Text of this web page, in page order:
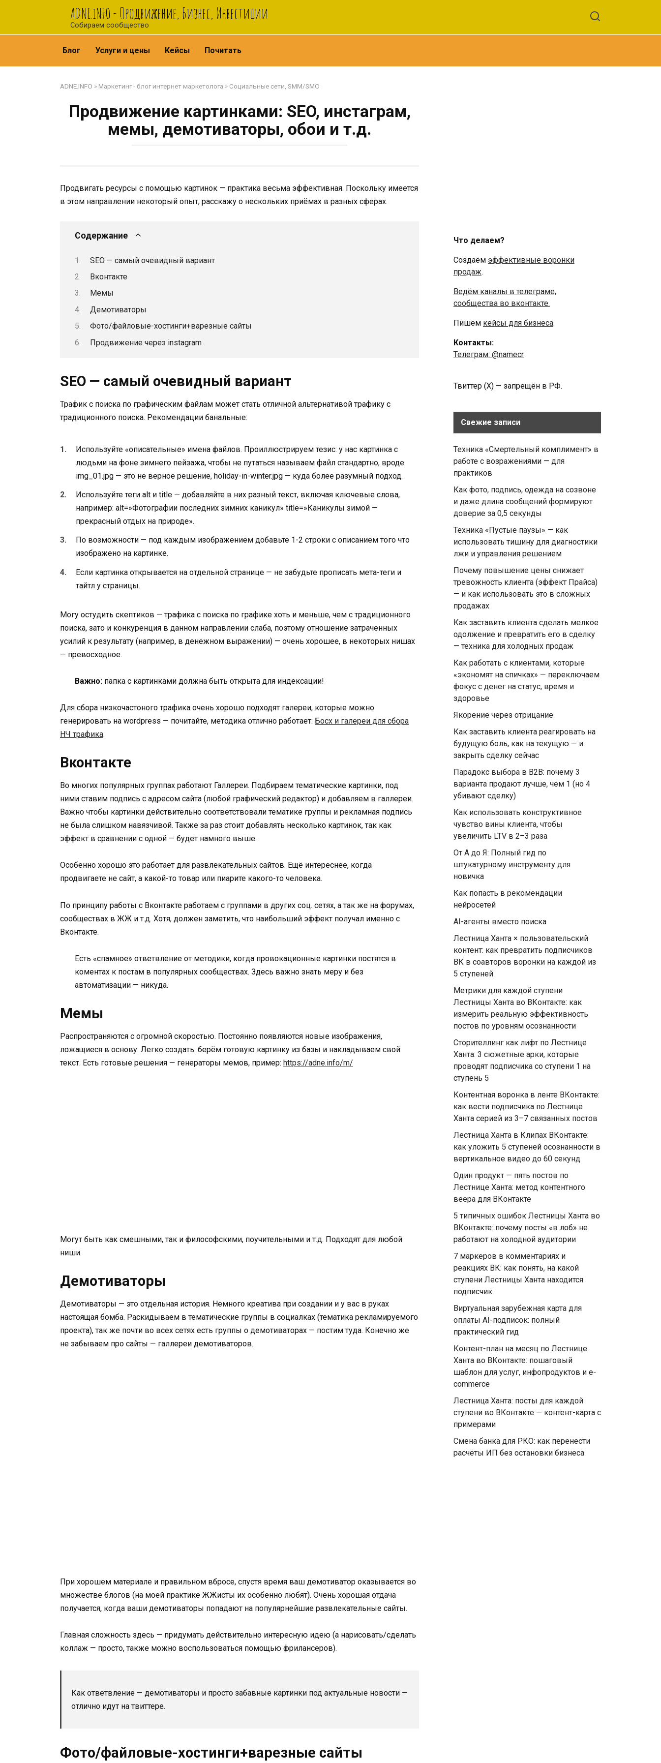
ADNE.iNFO - Продвижение, Бизнес, Инвестиции
Собираем сообщество
Блог Услуги и цены Кейсы Почитать
ADNE.INFO » Маркетинг - блог интернет маркетолога » Социальные сети, SMM/SMO
Продвижение картинками: SEO, инстаграм,
мемы, демотиваторы, обои и т.д.
Продвигать ресурсы с помощью картинок — практика весьма эффективная. Поскольку имеется
в этом направлении некоторый опыт, расскажу о нескольких приёмах в разных сферах.
Содержание
SEO — самый очевидный вариант
Вконтакте
Мемы
Демотиваторы
Фото/файловые-хостинги+варезные сайты
Продвижение через instagram
SEO — самый очевидный вариант
Трафик с поиска по графическим файлам может стать отличной альтернативой трафику с
традиционного поиска. Рекомендации банальные:
Используйте «описательные» имена файлов. Проиллюстрируем тезис: у нас картинка с
людьми на фоне зимнего пейзажа, чтобы не путаться называем файл стандартно, вроде
img_01.jpg — это не верное решение, holiday-in-winter.jpg — куда более разумный подход.
Используйте теги alt и title — добавляйте в них разный текст, включая ключевые слова,
например: alt=»Фотографии последних зимних каникул» title=»Каникулы зимой —
прекрасный отдых на природе».
По возможности — под каждым изображением добавьте 1-2 строки с описанием того что
изображено на картинке.
Если картинка открывается на отдельной странице — не забудьте прописать мета-теги и
тайтл у страницы.
Могу остудить скептиков — трафика с поиска по графике хоть и меньше, чем с традиционного
поиска, зато и конкуренция в данном направлении слаба, поэтому отношение затраченных
усилий к результату (например, в денежном выражении) — очень хорошее, в некоторых нишах
— превосходное.
Важно: папка с картинками должна быть открыта для индексации!
Для сбора низкочастоного трафика очень хорошо подходят галереи, которые можно
генерировать на wordpress — почитайте, методика отлично работает: Босх и галереи для сбора
НЧ трафика.
Вконтакте
Во многих популярных группах работают Галлереи. Подбираем тематические картинки, под
ними ставим подпись с адресом сайта (любой графический редактор) и добавляем в галлереи.
Важно чтобы картинки действительно соответствовали тематике группы и рекламная подпись
не была слишком навязчивой. Также за раз стоит добавлять несколько картинок, так как
эффект в сравнении с одной — будет намного выше.
Особенно хорошо это работает для развлекательных сайтов. Ещё интереснее, когда
продвигаете не сайт, а какой-то товар или пиарите какого-то человека.
По принципу работы с Вконтакте работаем с группами в других соц. сетях, а так же на форумах,
сообществах в ЖЖ и т.д. Хотя, должен заметить, что наибольший эффект получал именно с
Вконтакте.
Есть «спамное» ответвление от методики, когда провокационные картинки постятся в
коментах к постам в популярных сообществах. Здесь важно знать меру и без
автоматизации — никуда.
Мемы
Распространяются с огромной скоростью. Постоянно появляются новые изображения,
ложащиеся в основу. Легко создать: берём готовую картинку из базы и накладываем свой
текст. Есть готовые решения — генераторы мемов, пример: https://adne.info/m/
Могут быть как смешными, так и философскими, поучительными и т.д. Подходят для любой
ниши.
Демотиваторы
Демотиваторы — это отдельная история. Немного креатива при создании и у вас в руках
настоящая бомба. Раскидываем в тематические группы в социалках (тематика рекламируемого
проекта), так же почти во всех сетях есть группы о демотиваторах — постим туда. Конечно же
не забываем про сайты — галлереи демотиваторов.
При хорошем материале и правильном вбросе, спустя время ваш демотиватор оказывается во
множестве блогов (на моей практике ЖЖисты их особенно любят). Очень хорошая отдача
получается, когда ваши демотиваторы попадают на популярнейшие развлекательные сайты.
Главная сложность здесь — придумать действительно интересную идею (а нарисовать/сделать
коллаж — просто, также можно воспользоваться помощью фрилансеров).
Как ответвление — демотиваторы и просто забавные картинки под актуальные новости —
отлично идут на твиттере.
Фото/файловые-хостинги+варезные сайты
Что делаем?
Создаём эффективные воронки
продаж.
Ведём каналы в телеграме,
сообщества во вконтакте.
Пишем кейсы для бизнеса.
Контакты:
Телеграм: @namecr
Твиттер (Х) — запрещён в РФ.
Свежие записи
Техника «Смертельный комплимент» в
работе с возражениями — для
практиков
Как фото, подпись, одежда на созвоне
и даже длина сообщений формируют
доверие за 0,5 секунды
Техника «Пустые паузы» — как
использовать тишину для диагностики
лжи и управления решением
Почему повышение цены снижает
тревожность клиента (эффект Прайса)
— и как использовать это в сложных
продажах
Как заставить клиента сделать мелкое
одолжение и превратить его в сделку
— техника для холодных продаж
Как работать с клиентами, которые
«экономят на спичках» — переключаем
фокус с денег на статус, время и
здоровье
Якорение через отрицание
Как заставить клиента реагировать на
будущую боль, как на текущую — и
закрыть сделку сейчас
Парадокс выбора в B2B: почему 3
варианта продают лучше, чем 1 (но 4
убивают сделку)
Как использовать конструктивное
чувство вины клиента, чтобы
увеличить LTV в 2–3 раза
От А до Я: Полный гид по
штукатурному инструменту для
новичка
Как попасть в рекомендации
нейросетей
AI-агенты вместо поиска
Лестница Ханта × пользовательский
контент: как превратить подписчиков
ВК в соавторов воронки на каждой из
5 ступеней
Метрики для каждой ступени
Лестницы Ханта во ВКонтакте: как
измерить реальную эффективность
постов по уровням осознанности
Сторителлинг как лифт по Лестнице
Ханта: 3 сюжетные арки, которые
проводят подписчика со ступени 1 на
ступень 5
Контентная воронка в ленте ВКонтакте:
как вести подписчика по Лестнице
Ханта серией из 3–7 связанных постов
Лестница Ханта в Клипах ВКонтакте:
как уложить 5 ступеней осознанности в
вертикальное видео до 60 секунд
Один продукт — пять постов по
Лестнице Ханта: метод контентного
веера для ВКонтакте
5 типичных ошибок Лестницы Ханта во
ВКонтакте: почему посты «в лоб» не
работают на холодной аудитории
7 маркеров в комментариях и
реакциях ВК: как понять, на какой
ступени Лестницы Ханта находится
подписчик
Виртуальная зарубежная карта для
оплаты AI-подписок: полный
практический гид
Контент-план на месяц по Лестнице
Ханта во ВКонтакте: пошаговый
шаблон для услуг, инфопродуктов и e-
commerce
Лестница Ханта: посты для каждой
ступени во ВКонтакте — контент-карта с
примерами
Смена банка для РКО: как перенести
расчёты ИП без остановки бизнеса